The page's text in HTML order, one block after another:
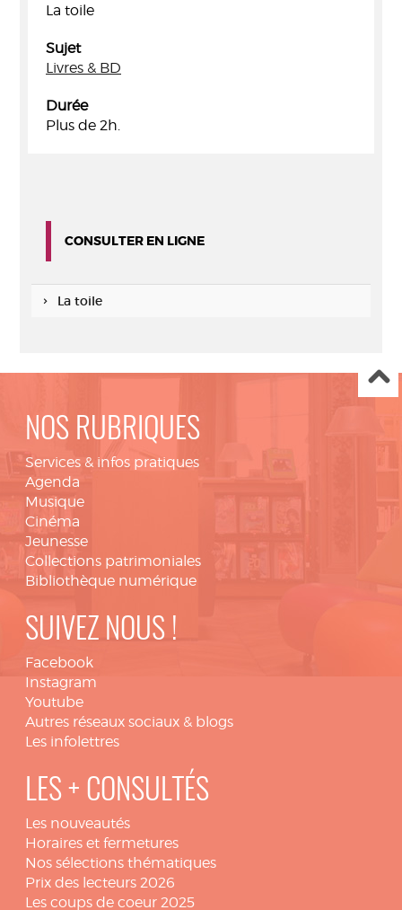
La toile
Sujet
Livres & BD
Durée
Plus de 2h.
CONSULTER EN LIGNE
La toile
NOS RUBRIQUES
Services & infos pratiques
Agenda
Musique
Cinéma
Jeunesse
Collections patrimoniales
Bibliothèque numérique
SUIVEZ NOUS !
Facebook
Instagram
Youtube
Autres réseaux sociaux & blogs
Les infolettres
LES + CONSULTÉS
Les nouveautés
Horaires et fermetures
Nos sélections thématiques
Prix des lecteurs 2026
Les coups de coeur 2025